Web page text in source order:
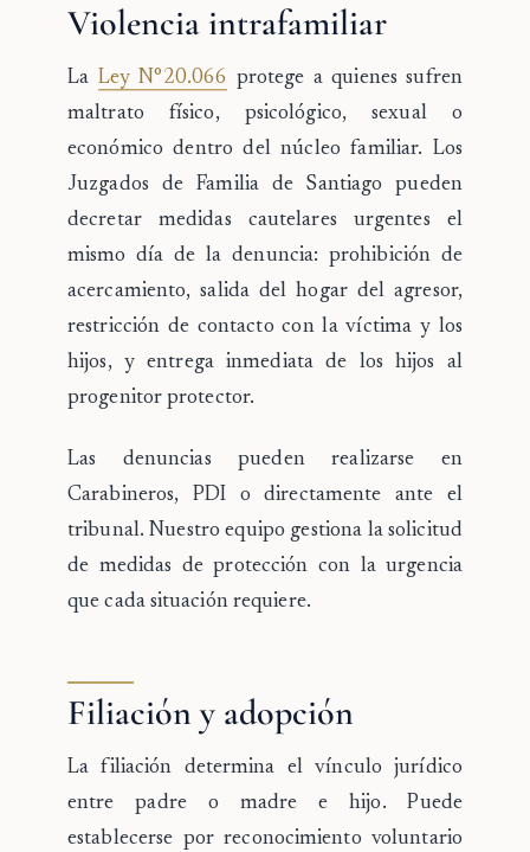
Violencia intrafamiliar
La Ley N°20.066 protege a quienes sufren
maltrato físico, psicológico, sexual o
económico dentro del núcleo familiar. Los
Juzgados de Familia de Santiago pueden
decretar medidas cautelares urgentes el
mismo día de la denuncia: prohibición de
acercamiento, salida del hogar del agresor,
restricción de contacto con la víctima y los
hijos, y entrega inmediata de los hijos al
progenitor protector.
Las denuncias pueden realizarse en
Carabineros, PDI o directamente ante el
tribunal. Nuestro equipo gestiona la solicitud
de medidas de protección con la urgencia
que cada situación requiere.
Filiación y adopción
Lafiliación determina el vínculo jurídico
entre padre o madre e hijo. Puede
establecerse por reconocimiento voluntario